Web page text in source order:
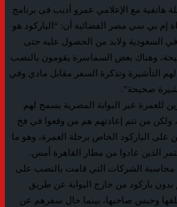
هاتفية مع الإعلامي عمرو أديب فى برنامج
إم بي سي مصر الفضائية أن: “الباركود هو
في السعودية ولابد من الحصول عليه حتى
وهناك بعض السماسرة يقومون بالنصب
التأشيرة وتذكرة السفر مقابل مادي وفي
صحيحة”.
للعمرة عبر البوابة المصرية يسمح لهم
ولكن من تتم إعادتهم هم من وقعوا في فخ
على الباركود الخاص برحلة العمرة، وهو ما
الشركات التي قامت بالنصب على
بدون باركود من خارج البوابة عن طريق
وحبس صاحبها، بينما حال سفرهم عن